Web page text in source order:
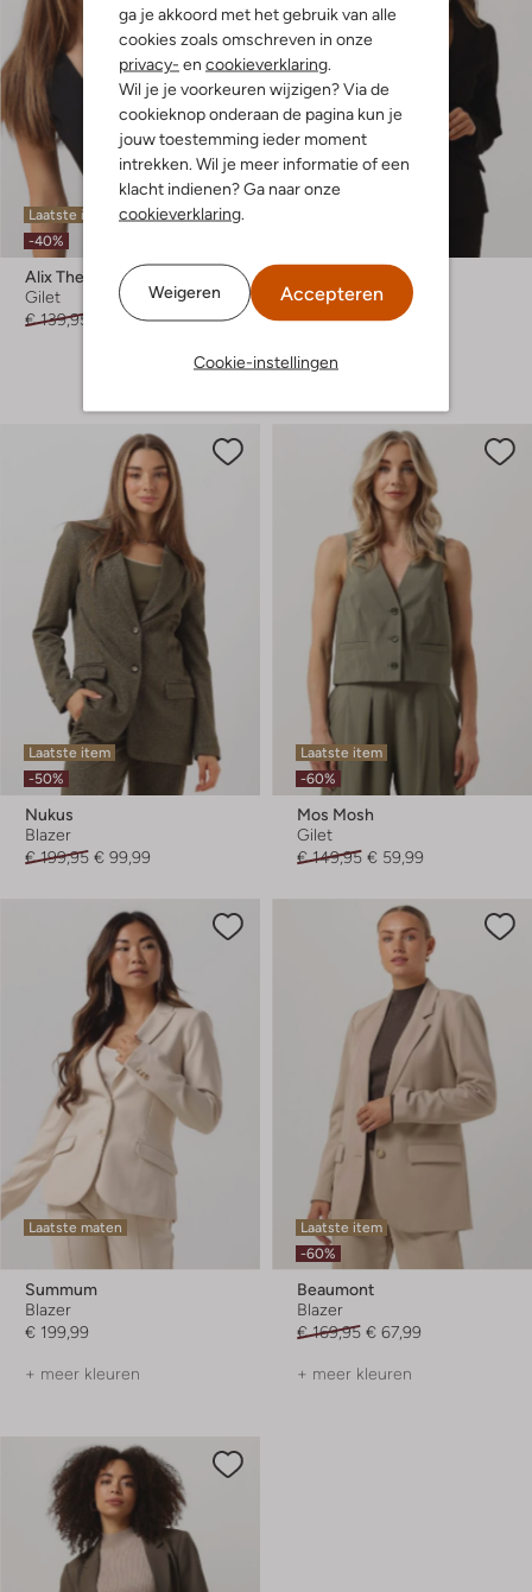
ga je akkoord met het gebruik van alle
cookies zoals omschreven in onze
privacy- en cookieverklaring
Wil je je voorkeuren wijzigen? Via de
cookieknop onderaan de pagina kun je
jouw toestemming ieder moment
intrekken. Wil je meer informatie of een
klacht indienen? Ga naar onze
cookieverklaring
Weigeren Accepteren
Cookie-instellingen
Laatste item
-40%
Alix The Label
Gilet
€ 139,95
€ 83,99
Blazer
€ 199,99
+ meer kleuren
Laatste item
-50%
Nukus
Blazer
€ 199,95 € 99,99
Laatste item
-60%
Mos Mosh
Gilet
€ 149,95 € 59,99
Laatste maten
Summum
Blazer
€ 199,99
+ meer kleuren
Laatste item
-60%
Beaumont
Blazer
€ 169,95 € 67,99
+ meer kleuren